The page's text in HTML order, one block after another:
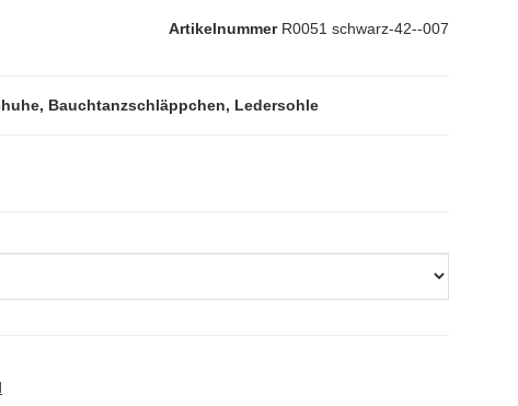
Artikelnummer R0051 schwarz-42--007
Bauchtanzschläppchen, Ledersohle